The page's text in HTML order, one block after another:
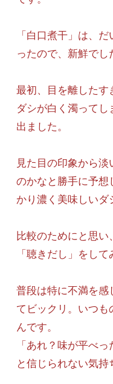
「白口煮干」は、
ったので、新鮮でし
最初、目を離したす
ダシが白く濁って
出ました。
見た目の印象から
のかなと勝手に予想
かり濃く美味しいダ
比較のためにと思い
「聴きだし」をして
普段は特に不満を感
てビックリ。いつも
んです。
「あれ？味が平べ
と信じられない気持